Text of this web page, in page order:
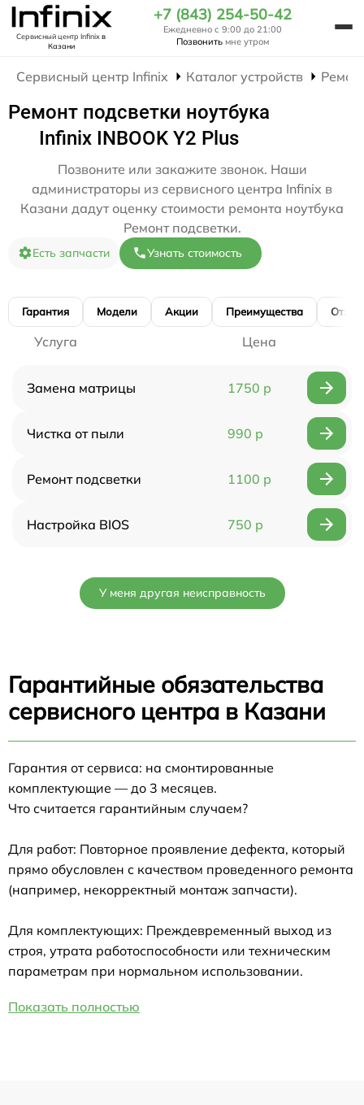
Сервисный центр Infinixв
Казани
+7 (843) 254-50-42
Ежедневно с 9:00 до 21:00
Позвонить мне утром
Сервисный центр Infinix Каталог устройств
Ремонт подсветки ноутбука
Infinix INBOOK Y2 Plus
Позвоните или закажите звонок. Наши
администраторы из сервисного центра Infinix в
Казани дадут оценку стоимости ремонта ноутбука
Ремонт подсветки.
Есть запчасти Узнать стоимость
Гарантия Модели Акции Преимущества
Услуга Цена
Замена матрицы 1750 р
Чистка от пыли 990 р
Ремонт подсветки 1100 р
Настройка BIOS 750 р
У меня другая неисправность
Гарантийные обязательства
сервисного центра в Казани
Гарантия от сервиса: на смонтированные
комплектующие — до 3 месяцев.
Что считается гарантийным случаем?
Для работ: Повторное проявление дефекта, который
прямо обусловлен с качеством проведенного ремонта
(например, некорректный монтаж запчасти).
Для комплектующих: Преждевременный выход из
строя, утрата работоспособности или техническим
параметрам при нормальном использовании.
Показать полностью